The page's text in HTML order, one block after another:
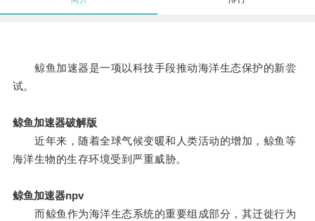
鲸鱼加速器是一项以科技手段推动海洋生态保护的新尝
试。
鲸鱼加速器破解版
近年来，随着全球气候变暖和人类活动的增加，鲸鱼等
海洋生物的生存环境受到严重威胁。
鲸鱼加速器npv
而鲸鱼作为海洋生态系统的重要组成部分，其迁徙行为